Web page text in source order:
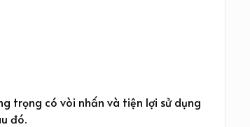
trọng có vòi nhấn và tiện lợi sử dụng
đó.